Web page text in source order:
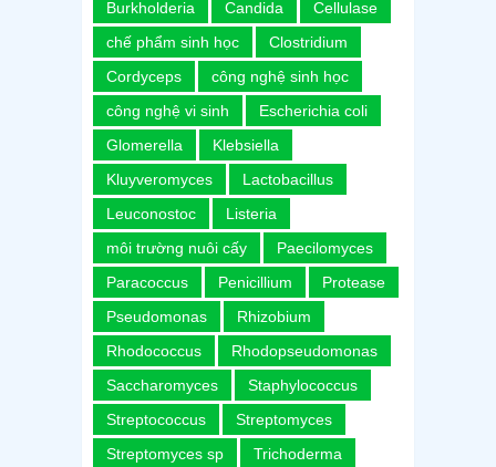
Burkholderia Candida
Cellulase
chế phẩm sinh học
Clostridium
Cordyceps
công nghệ sinh học
công nghệ vi sinh
Escherichia coli
Glomerella
Klebsiella
Kluyveromyces
Lactobacillus
Leuconostoc
Listeria
môi trường nuôi cấy
Paecilomyces
Paracoccus
Penicillium
Protease
Pseudomonas
Rhizobium
Rhodococcus
Rhodopseudomonas
Saccharomyces
Staphylococcus
Streptococcus
Streptomyces
Streptomyces sp
Trichoderma